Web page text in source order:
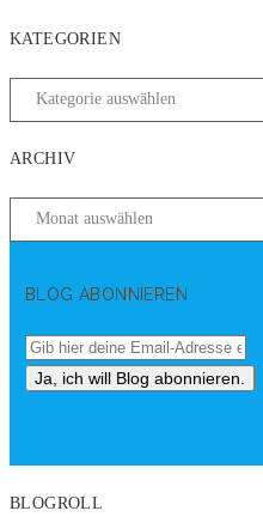
KATEGORIEN
ARCHIV
BLOG ABONNIEREN
BLOGROLL